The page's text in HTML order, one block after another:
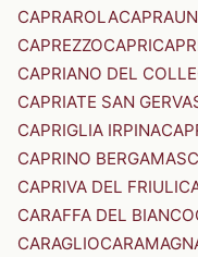
CAPRAROLA
CAPREZZOCAPRI
CAPRIANO DEL COLLE
CAPRIATE SAN
CAPRIGLIA IRPINA
CAPRINO
CAPRIVA DEL FRIULI
CARAFFA DEL BIANCO
CARAGLIO